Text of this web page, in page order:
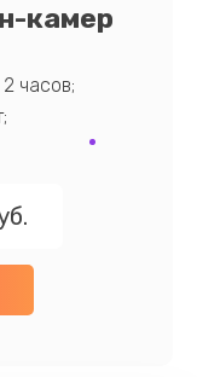
камер
часов;